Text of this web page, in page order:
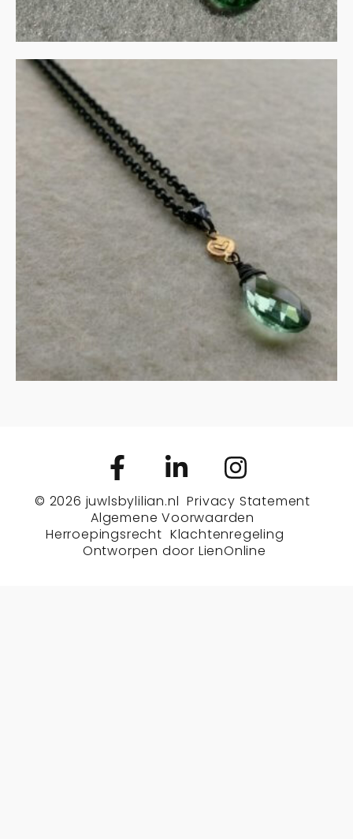
Collier in gezwart zilver en
goud met groene
amethist
€ 135.00
IN WINKELMAND
© 2026 juwlsbylilian.nl Privacy Statement
Algemene Voorwaarden
Herroepingsrecht Klachtenregeling
Ontworpen door LienOnline